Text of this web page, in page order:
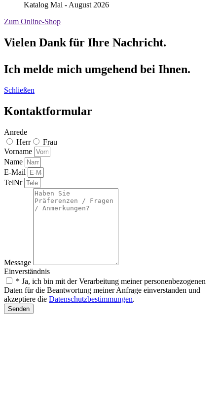
Katalog Mai - August 2026
Zum Online-Shop
Vielen Dank für Ihre Nachricht.
Ich melde mich umgehend bei Ihnen.
Schließen
Kontaktformular
Anrede
Herr
Frau
Vorname
Name
E-Mail
TelNr
Message
Einverständnis
* Ja, ich bin mit der Verarbeitung meiner personenbezogenen
Daten für die Beantwortung meiner Anfrage einverstanden und
akzeptiere die Datenschutzbestimmungen.
Senden